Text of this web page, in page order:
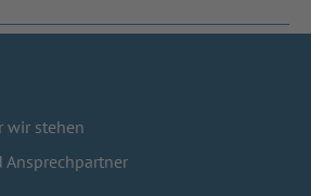
wir stehen
Ansprechpartner